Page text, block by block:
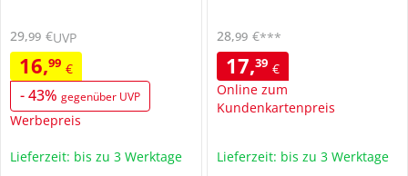
16,99 €
-43% gegenüber UVP
Werbepreis
29,99 €UVP
Lieferzeit: bis zu 3 Werktage
17,39 €
Online zum
Kundenkartenpreis
28,99 €***
Lieferzeit: bis zu 3 Werktage